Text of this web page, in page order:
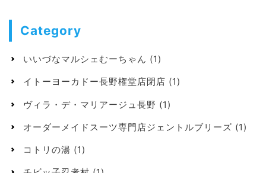
Category
いいづなマルシェむーちゃん (1)
イトーヨーカドー長野権堂店閉店 (1)
ヴィラ・デ・マリアージュ長野 (1)
オーダーメイドスーツ専門店ジェントルブリーズ (1)
コトリの湯 (1)